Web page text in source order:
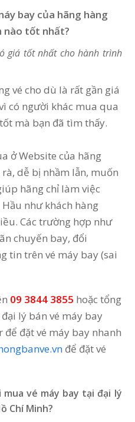
bay của hãng hàng
nào tốt nhất?
giá tốt nhất cho hành trình
vé cho dù là rất gần giá
có người khác mua qua
mà bạn đã tìm thấy.
ở Website của hãng
dễ bị nhầm lẫn, muốn
hãng chỉ làm việc
như khách hàng
Các trường hợp như
chuyến bay, đổi
tin trên vé máy bay (sai
09 3844 3855 hoặc tổng
lý bán vé máy bay
để đặt vé máy bay nhanh
để đặt vé
vé máy bay tại đại lý
Chí Minh?